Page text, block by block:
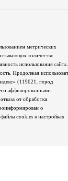
метрических
количество
использования сайта.
Продолжая
(119021, город
аффилированными
от обработки
о
cookies в настройках